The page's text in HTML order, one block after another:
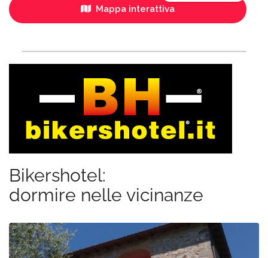
Mappa interattiva
Bikershotel:
dormire nelle vicinanze